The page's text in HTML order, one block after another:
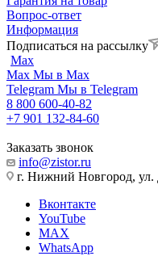
Вопрос-ответ
Информация
Подписаться на рассылку
Max
Max Мы в Max
Telegram Мы в Telegram
8 800 600-40-82
+7 901 132-84-60
Заказать звонок
info@zistor.ru
г. Нижний Новгород, ул.
Вконтакте
YouTube
MAX
WhatsApp